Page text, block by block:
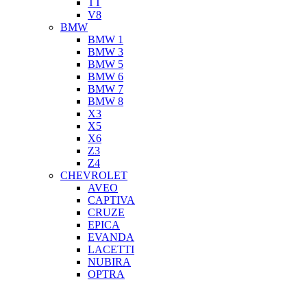
TT
V8
BMW
BMW 1
BMW 3
BMW 5
BMW 6
BMW 7
BMW 8
X3
X5
X6
Z3
Z4
CHEVROLET
AVEO
CAPTIVA
CRUZE
EPICA
EVANDA
LACETTI
NUBIRA
OPTRA